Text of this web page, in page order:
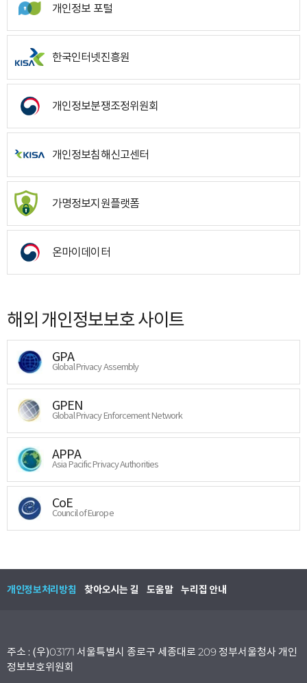
개인정보 포털
한국인터넷진흥원
개인정보분쟁조정위원회
개인정보침해신고센터
가명정보지원플랫폼
온마이데이터
해외 개인정보보호 사이트
GPA
Global Privacy Assembly
GPEN
Global Privacy Enforcement Network
APPA
Asia Pacific Privacy Authorities
CoE
Council of Europe
개인정보처리방침 찾아오시는 길 도움말 누리집 안내
주소 : (우)03171 서울특별시 종로구 세종대로 209 정부서울청사 개인
정보보호위원회